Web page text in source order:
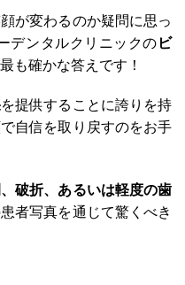
が変わるのか疑問に思っ
デンタルクリニックの ビ
も確かな答えです！
を提供することに誇りを持
自信を取り戻すのをお手
破折、あるいは軽度の歯
者写真を通じて驚くべき